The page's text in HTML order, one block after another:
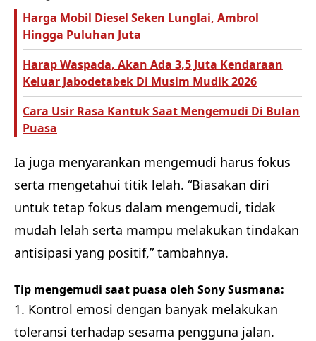
Harga Mobil Diesel Seken Lunglai, Ambrol
Hingga Puluhan Juta
Harap Waspada, Akan Ada 3,5 Juta Kendaraan
Keluar Jabodetabek Di Musim Mudik 2026
Cara Usir Rasa Kantuk Saat Mengemudi Di Bulan
Puasa
Ia juga menyarankan mengemudi harus fokus
serta mengetahui titik lelah. “Biasakan diri
untuk tetap fokus dalam mengemudi, tidak
mudah lelah serta mampu melakukan tindakan
antisipasi yang positif,” tambahnya.
Tip mengemudi saat puasa oleh Sony Susmana:
1. Kontrol emosi dengan banyak melakukan
toleransi terhadap sesama pengguna jalan.